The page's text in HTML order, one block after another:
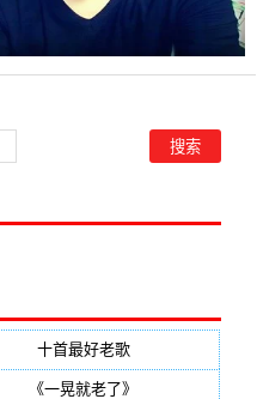
十首最好老歌(300)
《一晃就老了》